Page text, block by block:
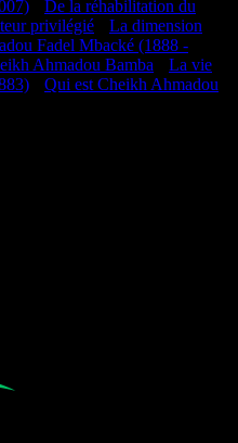
De la réhabilitation du
privilégié
La dimension
Fadel Mbacké (1888 -
Ahmadou Bamba
La vie
Qui est Cheikh Ahmadou